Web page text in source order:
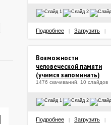
Подробнее Загрузить
Возможности
человеческой памяти
(учимся запоминать)
1476 скачиваний, 10 слайдов
Подробнее Загрузить